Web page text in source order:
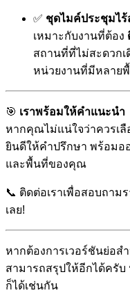
✅ ชุดไมค์ประชุมไร้
เหมาะกับงานที่ต้อง
สถานที่ที่ไม่สะดวกเ
หน่วยงานที่มีหลาย
🎯 เราพร้อมให้คำแนะนำ
หากคุณไม่แน่ใจว่าควรเลื
ยินดีให้คำปรึกษา พร้อมอ
และพื้นที่ของคุณ
📞 ติดต่อเราเพื่อสอบถาม
เลย!
หากต้องการเวอร์ชันย่อส
สามารถสรุปให้อีกได้ครั
ก็ได้เช่นกัน